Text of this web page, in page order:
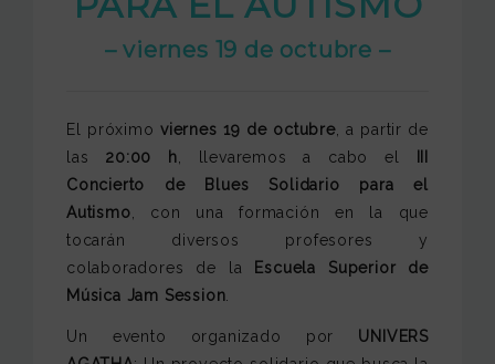
– viernes 19 de octubre –
El próximoviernes 19 de octubre, a partir de
las 20:00 h , llevaremos a cabo el
Concierto de Blues Solidario para el
Autismo , con una formación en la que
tocarán diversos profesores y
colaboradores de la Escuela Superior de
Música Jam Session
Un evento organizado por UNIVERS